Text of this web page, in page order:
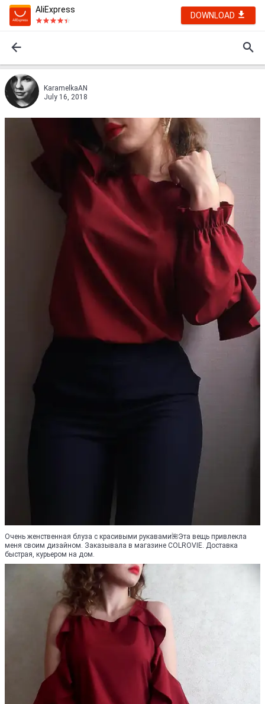
AliExpress
DOWNLOAD
KaramelkaAN
July 16, 2018
Очень женственная блуза с красивыми рукавами🌺Эта вещь привлекла
меня своим дизайном. Заказывала в магазине COLROVIE. Доставка
быстрая, курьером на дом.